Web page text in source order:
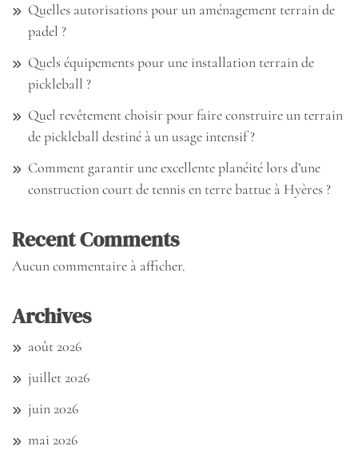
Quelles autorisations pour un aménagement terrain de
padel ?
Quels équipements pour une installation terrain de
pickleball ?
Quel revêtement choisir pour faire construire un terrain
de pickleball destiné à un usage intensif ?
Comment garantir une excellente planéité lors d’une
construction court de tennis en terre battue à Hyères ?
Recent Comments
Aucun commentaire à afficher.
Archives
août 2026
juillet 2026
juin 2026
mai 2026